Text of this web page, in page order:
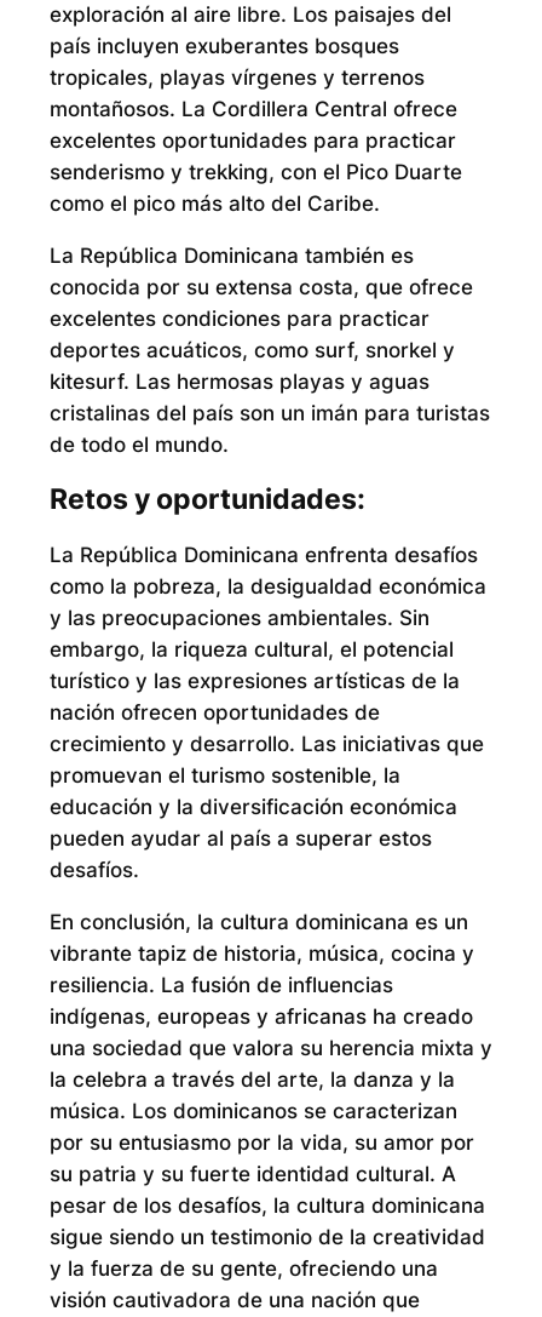
exploración al aire libre. Los paisajes del
país incluyen exuberantes bosques
tropicales, playas vírgenes y terrenos
montañosos. La Cordillera Central ofrece
excelentes oportunidades para practicar
senderismo y trekking, con el Pico Duarte
como el pico más alto del Caribe.
La República Dominicana también es
conocida por su extensa costa, que ofrece
excelentes condiciones para practicar
deportes acuáticos, como surf, snorkel y
kitesurf. Las hermosas playas y aguas
cristalinas del país son un imán para turistas
de todo el mundo.
Retos y oportunidades:
La República Dominicana enfrenta desafíos
como la pobreza, la desigualdad económica
y las preocupaciones ambientales. Sin
embargo, la riqueza cultural, el potencial
turístico y las expresiones artísticas de la
nación ofrecen oportunidades de
crecimiento y desarrollo. Las iniciativas que
promuevan el turismo sostenible, la
educación y la diversificación económica
pueden ayudar al país a superar estos
desafíos.
En conclusión, la cultura dominicana es un
vibrante tapiz de historia, música, cocina y
resiliencia. La fusión de influencias
indígenas, europeas y africanas ha creado
una sociedad que valora su herencia mixta y
la celebra a través del arte, la danza y la
música. Los dominicanos se caracterizan
por su entusiasmo por la vida, su amor por
su patria y su fuerte identidad cultural. A
pesar de los desafíos, la cultura dominicana
sigue siendo un testimonio de la creatividad
y la fuerza de su gente, ofreciendo una
visión cautivadora de una nación que